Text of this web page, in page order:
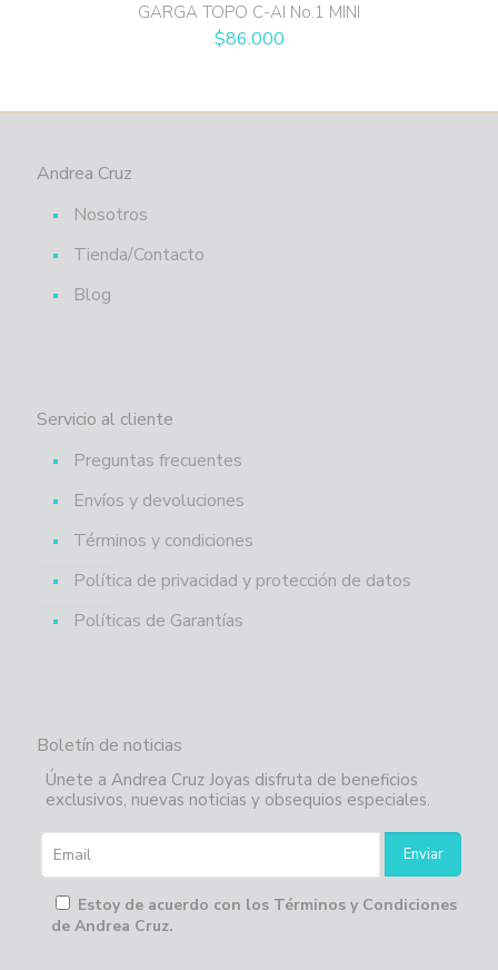
GARGA TOPO C-AI No.1 MINI
$86.000
Andrea Cruz
Nosotros
Tienda/Contacto
Blog
Servicio al cliente
Preguntas frecuentes
Envíos y devoluciones
Términos y condiciones
Política de privacidad y protección de datos
Políticas de Garantías
Boletín de noticias
Únete a Andrea Cruz Joyas disfruta de beneficios
exclusivos, nuevas noticias y obsequios especiales.
Estoy de acuerdo con los Términos y Condiciones
de Andrea Cruz.